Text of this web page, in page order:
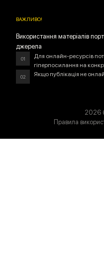
ВАЖЛИВО!
Використання матеріалів
джерела
01
Для онлайн-ресурсів
гіперпосилання на
02 Якщо публікація не
2026
Правила